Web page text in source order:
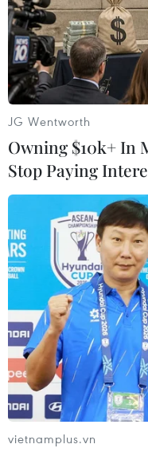
Nhật Bản
Theo dõi VietnamPlus
TIN LIÊN QUAN
JG Wentworth
Owning $10k+ In
Stop Paying
vietnamplus.vn